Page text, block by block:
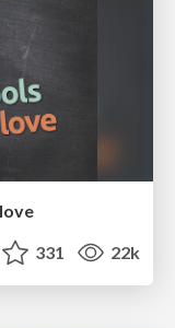
331 22k